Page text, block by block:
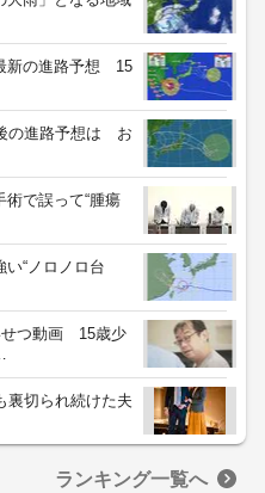
新の進路予想 15
の進路予想は お
術で誤って“腫瘍
い“ノロノロ台
せつ動画 15歳少
切られ続けた夫
ランキング一覧へ